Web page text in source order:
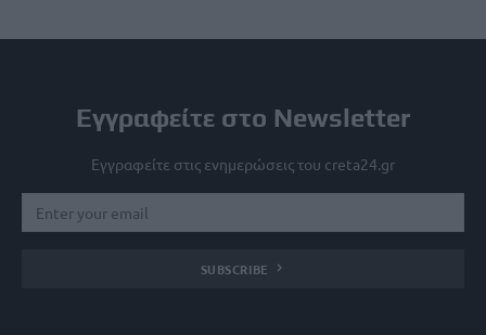
Εγγραφείτε στο Newsletter
Εγγραφείτε στις ενημερώσεις του creta24.gr
SUBSCRIBE